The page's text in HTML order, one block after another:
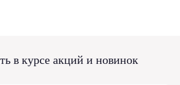
в курсе акций и новинок